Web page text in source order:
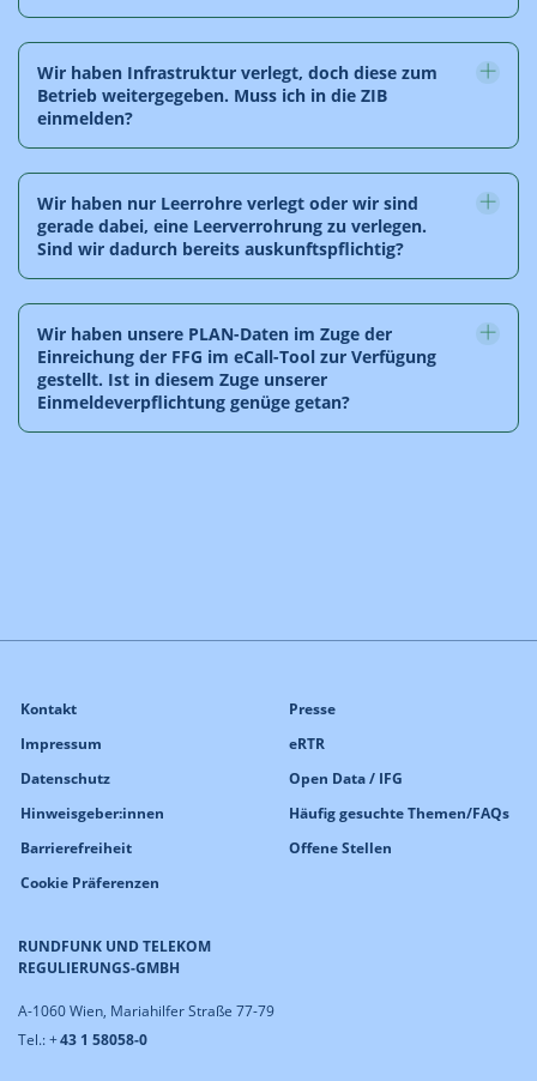
Wir haben Infrastruktur verlegt, doch diese zum
Betrieb weitergegeben. Muss ich in die ZIB
einmelden?
Wir haben nur Leerrohre verlegt oder wir sind
gerade dabei, eine Leerverrohrung zu verlegen.
Sind wir dadurch bereits auskunftspflichtig?
Wir haben unsere PLAN-Daten im Zuge der
Einreichung der FFG im eCall-Tool zur Verfügung
gestellt. Ist in diesem Zuge unserer
Einmeldeverpflichtung genüge getan?
RUNDFUNK UND TELEKOM
REGULIERUNGS-GMBH
A-1060 Wien, Mariahilfer Straße 77-79
Tel.: +43 1 58058-0
Kontakt
Impressum
Datenschutz
Hinweisgeber:innen
Barrierefreiheit
Cookie Präferenzen
Presse
eRTR
Open Data / IFG
Häufig gesuchte Themen/FAQs
Offene Stellen